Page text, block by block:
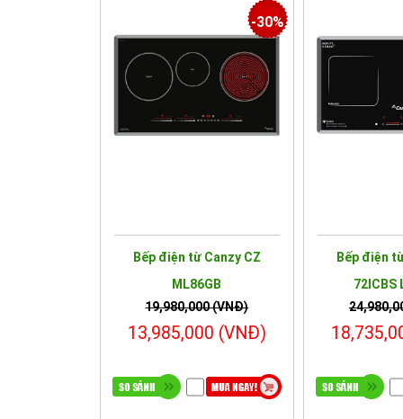
-30%
Bếp điện từ Canzy CZ
ML86GB
19,980,000 (VNĐ)
13,985,000 (VNĐ)
Bếp điện
72ICBS